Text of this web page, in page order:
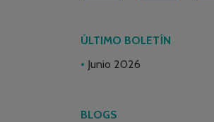
ÚLTIMO BOLETÍN
Junio 2026
BLOGS